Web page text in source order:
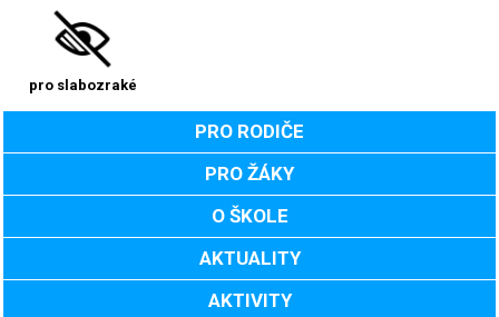
pro slabozraké
PRO RODIČE
PRO ŽÁKY
O ŠKOLE
AKTUALITY
AKTIVITY